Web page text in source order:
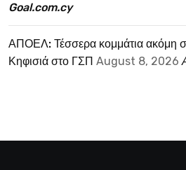
Goal.com.cy
ΑΠΟΕΛ: Τέσσερα κομμάτια ακόμη
Κηφισιά στο ΓΣΠ August 8, 2026